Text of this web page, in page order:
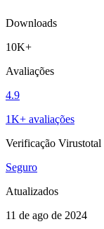
Downloads
10K+
Avaliações
4.9
1K+ avaliações
Verificação Virustotal
Seguro
Atualizados
11 de ago de 2024